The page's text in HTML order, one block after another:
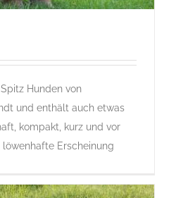
Chow
von A bis Z
Hunden von
und enthält auch etwas
kompakt, kurz und vor
Erscheinung